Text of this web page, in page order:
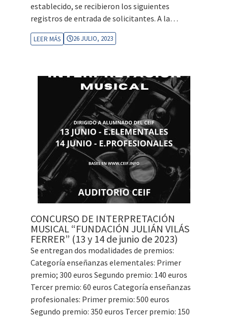
establecido, se recibieron los siguientes
registros de entrada de solicitantes. A la…
LEER MÁS 26 JULIO, 2023
CONCURSO DE INTERPRETACIÓN
MUSICAL “FUNDACIÓN JULIÁN VILÁS
FERRER” (13 y 14 de junio de 2023)
Se entregan dos modalidades de premios:
Categoría enseñanzas elementales: Primer
premio; 300 euros Segundo premio: 140 euros
Tercer premio: 60 euros Categoría enseñanzas
profesionales: Primer premio: 500 euros
Segundo premio: 350 euros Tercer premio: 150